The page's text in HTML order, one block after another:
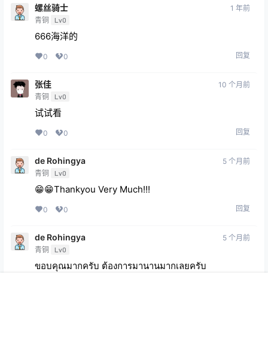
螺丝骑士
青铜 Lv0
1 年前
666海洋的
0 0 回复
张佳
青铜 Lv0
10 个月前
试试看
0 0 回复
de Rohingya
青铜 Lv0
5 个月前
😁😁Thankyou Very Much!!!
0 0 回复
de Rohingya
青铜 Lv0
5 个月前
ขอบคุณมากครับ ต้องการมานานมากเลยครับ